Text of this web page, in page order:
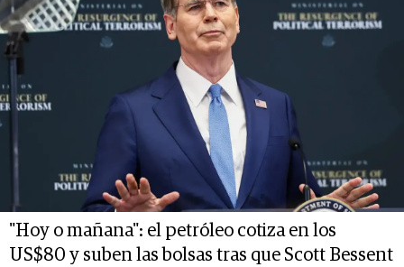
"Hoy o mañana": el petróleo cotiza en los
US$80 y suben las bolsas tras que Scott Bessent